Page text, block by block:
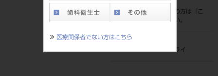
≫ 医療関係者でない方はこちら
覧ください。
ネット会員登録がまだの方は『
こ
ちら』より登録ください。
メーカー
（有）ベルデンタサプライ